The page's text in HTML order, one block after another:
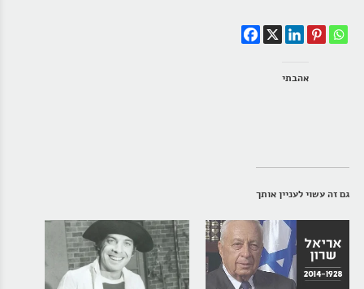
אהבתי
גם זה עשוי לעניין אותך